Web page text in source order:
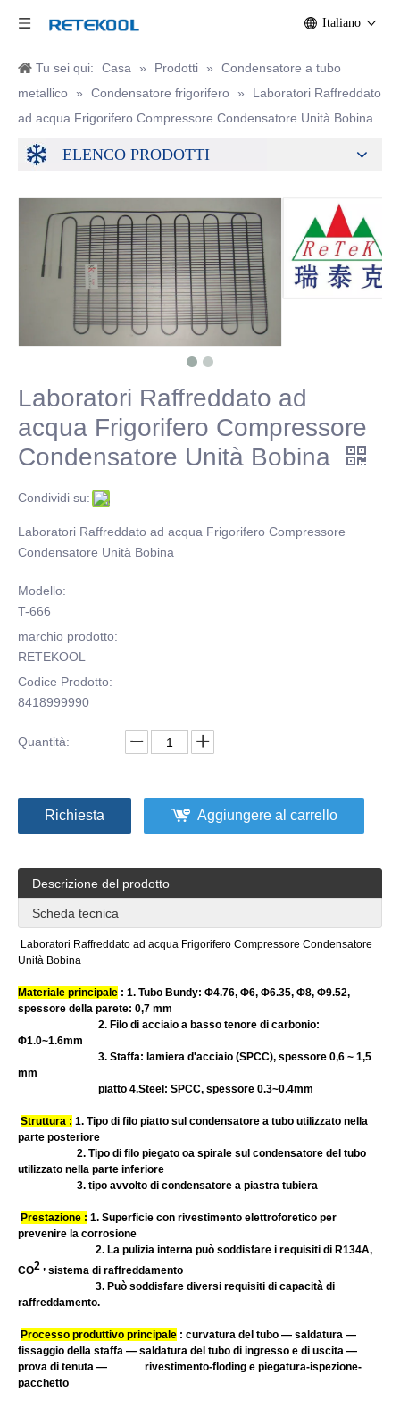
Italiano
Tu sei qui: Casa » Prodotti »
Condensatore a tubo
metallico » Condensatore frigorifero »
Laboratori Raffreddato
ad acqua Frigorifero Compressore Condensatore Unità Bobina
ELENCO PRODOTTI
Laboratori Raffreddato ad
acqua Frigorifero Compressore
Condensatore Unità Bobina
Condividi su:
Laboratori Raffreddato ad acqua Frigorifero Compressore
Condensatore Unità Bobina
Modello:
T-666
marchio prodotto:
RETEKOOL
Codice Prodotto:
8418999990
Quantità:
Richiesta Aggiungere al carrello
Descrizione del prodotto
Scheda tecnica
Laboratori Raffreddato ad acqua Frigorifero Compressore Condensatore
Unità Bobina
Materiale principale : 1. Tubo Bundy: Φ4.76, Φ6, Φ6.35, Φ8, Φ9.52,
spessore della parete: 0,7 mm
2. Filo di acciaio a basso tenore di carbonio:
Φ1.0~1.6mm
3. Staffa: lamiera d'acciaio (SPCC), spessore 0,6 ~ 1,5
mm
piatto 4.Steel: SPCC, spessore 0.3~0.4mm
Struttura : 1. Tipo di filo piatto sul condensatore a tubo utilizzato nella
parte posteriore
2. Tipo di filo piegato oa spirale sul condensatore del tubo
utilizzato nella parte inferiore
3. tipo avvolto di condensatore a piastra tubiera
Prestazione : 1. Superficie con rivestimento elettroforetico per
prevenire la corrosione
2. La pulizia interna può soddisfare i requisiti di R134A,
CO2 , sistema di raffreddamento
3. Può soddisfare diversi requisiti di capacità di
raffreddamento.
Processo produttivo principale : curvatura del tubo — saldatura —
fissaggio della staffa — saldatura del tubo di ingresso e di uscita —
prova di tenuta — rivestimento-floding e piegatura-ispezione-
pacchetto